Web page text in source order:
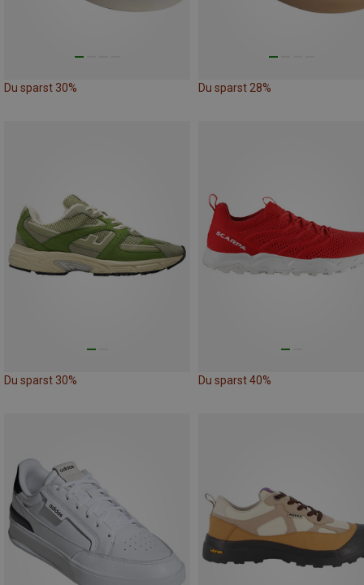
Du sparst 30% Du sparst 28%
Du sparst 30% Du sparst 40%